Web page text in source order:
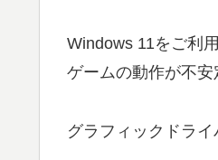
Windows 11をご利
ゲームの動作が不安
グラフィックドラ